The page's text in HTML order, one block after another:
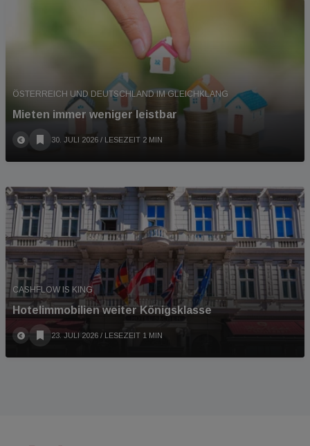
ÖSTERREICH UND DEUTSCHLAND IM GLEICHKLANG
Mieten immer weniger leistbar
30. JULI 2026 / LESEZEIT 2 MIN
CASHFLOW IS KING
Hotelimmobilien weiter Königsklasse
23. JULI 2026 / LESEZEIT 1 MIN